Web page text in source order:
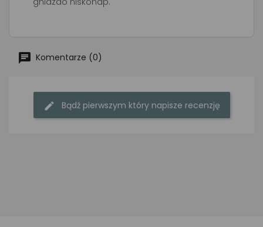
Komentarze (0)
Bądź pierwszym który napisze recenzję